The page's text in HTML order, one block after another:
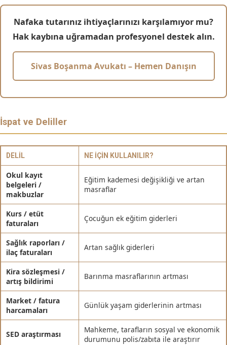
Nafaka tutarınız ihtiyaçlarınızı karşılamıyor mu?
Hak kaybına uğramadan profesyonel destek alın.
Sivas Boşanma Avukatı – Hemen Danışın
İspat ve Deliller
DELIL NE İÇIN KULLANILIR?
Okul kayıt
belgeleri /
makbuzlar
Eğitim kademesi değişikliği ve artan
masraflar
Kurs / etüt
faturaları
Çocuğun ek eğitim giderleri
Sağlık raporları /
ilaç faturaları
Artan sağlık giderleri
Kira sözleşmesi /
artış bildirimi
Barınma masraflarının artması
Market / fatura
harcamaları
Günlük yaşam giderlerinin artması
SED araştırması
Mahkeme, tarafların sosyal ve ekonomik
durumunu polis/zabıta ile araştırır